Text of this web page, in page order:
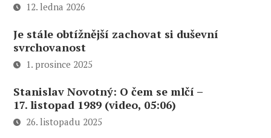
12. ledna 2026
Je stále obtížnější zachovat si duševní
svrchovanost
1. prosince 2025
Stanislav Novotný: O čem se mlčí –
17. listopad 1989 (video, 05:06)
26. listopadu 2025